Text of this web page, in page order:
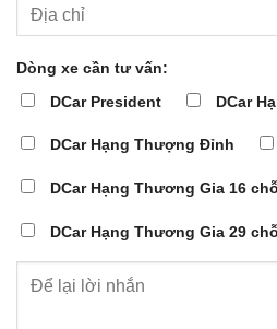
Dòng xe cần tư vấn:
DCar President
DCar
DCar Hạng Thượng Đỉnh
DCar Hạng Thương Gia 16 chỗ
DCar Hạng Thương Gia 29 chỗ